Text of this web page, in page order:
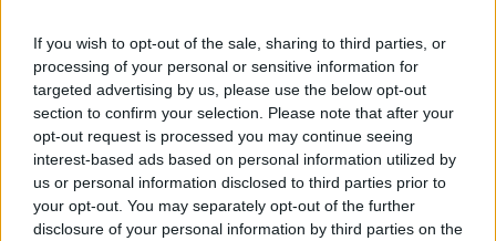
If you wish to opt-out of the sale, sharing to third parties, or
processing of your personal or sensitive information for
targeted advertising by us, please use the below opt-out
section to confirm your selection. Please note that after your
opt-out request is processed you may continue seeing
interest-based ads based on personal information utilized by
us or personal information disclosed to third parties prior to
your opt-out. You may separately opt-out of the further
disclosure of your personal information by third parties on the
Victor Davis Hanson:
Megválaszolatlan tabu-kérdések
Ukrajnával kapcsolatban